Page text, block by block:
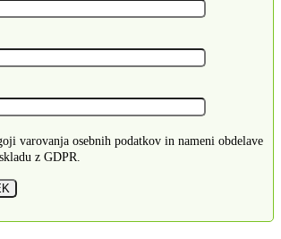
varovanja osebnih podatkov in nameni obdelave
z GDPR.